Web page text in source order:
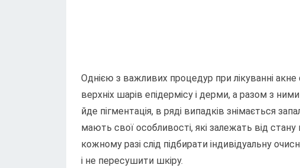
Однією з важливих процедур при лікуванні акне
верхніх шарів епідермісу і дерми, а разом з
йде пігментація, в ряді випадків знімається
мають свої особливості, які залежать від
кожному разі слід підбирати індивідуальну
і не пересушити шкіру.